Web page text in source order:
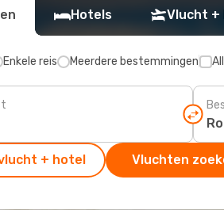
Hotels Vlucht +
Enkele reis Meerdere bestemmingen
+ hotel Vluchten